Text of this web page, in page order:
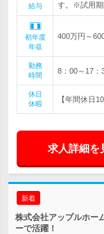
給与
す。※試用期
初年度
年収
400万円～
勤務
時間
8：00～17：
休日
休暇
【年間休日
求人詳細を
新着
株式会社アップルホー
ーで活躍！